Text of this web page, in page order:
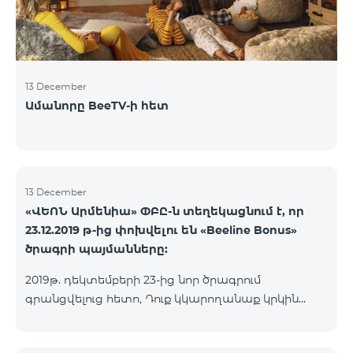
13 December
Ամանորը BeeTV-ի հետ
13 December
«ՎԵՈՆ Արմենիա» ՓԲԸ-ն տեղեկացնում է, որ
23.12.2019 թ-ից փոխվելու են «Beeline Bonus»
ծրագրի պայմանները:
2019թ. դեկտեմբերի 23-ից նոր ծրագրում
գրանցվելուց հետո, Դուք կկարողանաք կրկին